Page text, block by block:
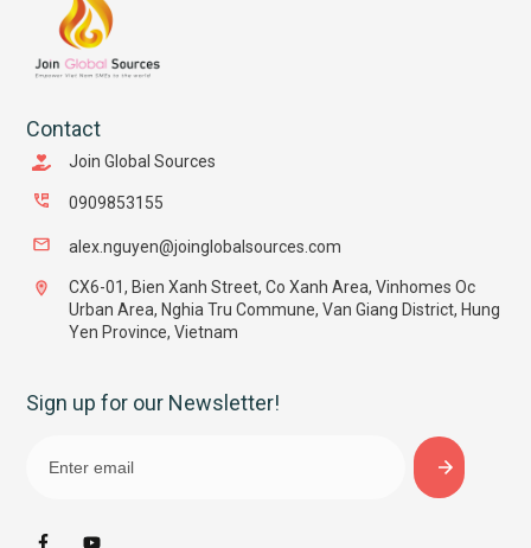
Contact
Join Global Sources
0909853155
alex.nguyen@joinglobalsources.com
CX6-01, Bien Xanh Street, Co Xanh Area, Vinhomes Oc
Urban Area, Nghia Tru Commune, Van Giang District, Hung
Yen Province, Vietnam
Sign up for our Newsletter!